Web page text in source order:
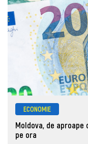
ECONOMIE
Moldova, de
pe ora